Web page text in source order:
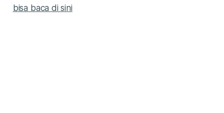
bisa baca di sini